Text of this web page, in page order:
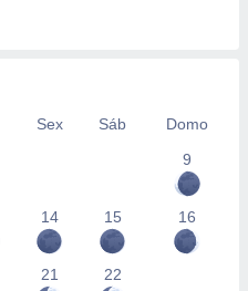
Sex Sáb
Domo
9
14 15 16
21 22